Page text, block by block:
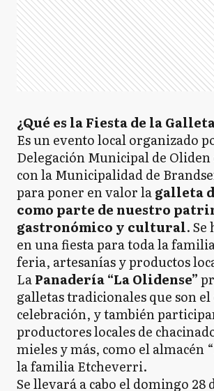
¿Qué es la Fiesta de la
Es un evento local organizado
Delegación Municipal de
con la Municipalidad de
para poner en valor lagalleta
como parte de nuestro
gastronómico y cultural.
en una fiesta para toda la
feria, artesanías y productos
LaPanadería “La Olidense”
galletas tradicionales que son
celebración, y también
productores locales de
mieles y más, como el almacén
la familia Etcheverri.
Se llevará a cabo el domingo 28